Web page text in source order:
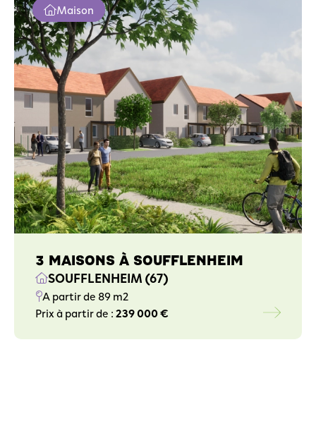
Maison
3 MAISONS À SOUFFLENHEIM
SOUFFLENHEIM (67)
A partir de 89 m2
Prix à partir de :239 000 €